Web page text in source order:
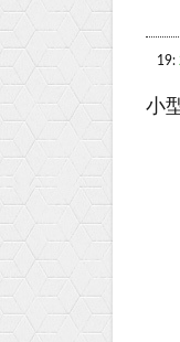
19:
小